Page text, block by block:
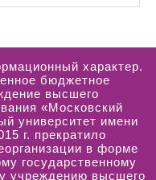
характер.
бюджетное
высшего
«Московский
университет имени
г. прекратило
в форме
государственному
учреждению высшего